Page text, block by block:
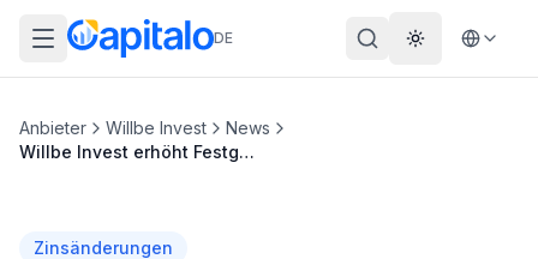
DE Theme
Anbieter Willbe Invest
News
Willbe Invest erhöht Festgeld-Zinsen: 10 Jahre jetzt mit 3,52 % p. a.
Zinsänderungen